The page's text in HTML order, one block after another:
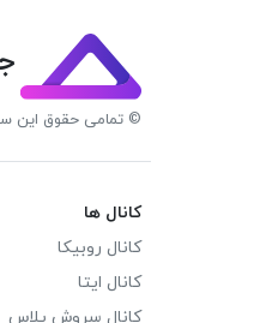
© تمامی حقوق این
کانال ها
کانال روبیکا
کانال ایتا
کانال سروش پلاس